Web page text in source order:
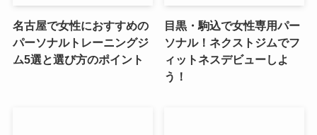
名古屋で女性におすすめの
パーソナルトレーニングジ
ム5選と選び方のポイント
目黒・駒込で女性専用パー
ソナル！ネクストジムでフ
ィットネスデビューしよ
う！